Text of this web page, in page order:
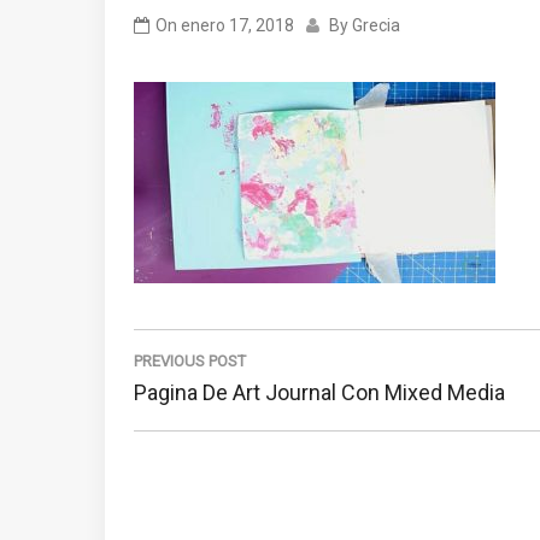
On enero 17, 2018 ByGrecia
Navegación
de
entradas
PREVIOUS POST
Previous
Post:
Pagina De Art Journal Con Mixed Media